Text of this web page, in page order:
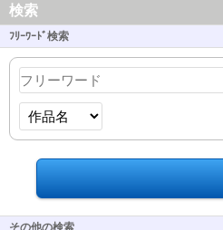
検索
ﾌﾘｰﾜｰﾄﾞ検索
その他の検索